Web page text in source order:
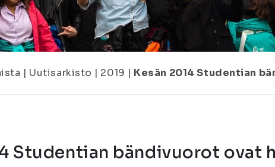
| Uutisarkisto | 2019 | Kesän 2014 Studentian
Studentian bändivuorot ovat